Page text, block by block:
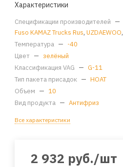
Характеристики
Спецификации производителей —
Fuso KAMAZ Trucks Rus, UZDAEWOO,
Температура — -40
Цвет — зелёный
Классификация VAG — G-11
Тип пакета присадок — HOAT
Объем — 10
Вид продукта — Антифриз
Все характеристики
2 932 руб./шт